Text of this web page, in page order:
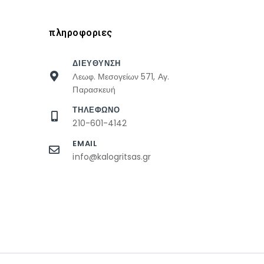
πληροφοριες
ΔΙΕΥΘΥΝΣΗ
Λεωφ. Μεσογείων 571, Αγ.
Παρασκευή
ΤΗΛΕΦΩΝΟ
210-601-4142
EMAIL
info@kalogritsas.gr